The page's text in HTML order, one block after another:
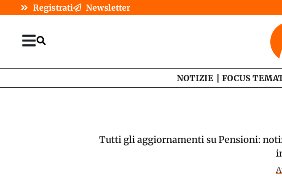
Registrati Newsletter
NOTIZIE FOCUS
Tutti gli aggiornamenti su Pensioni: